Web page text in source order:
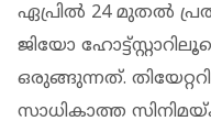
ഏപ്രിൽ 24 മുതൽ
ജിയോ
ഒരുങ്ങുന്നത്.
സാധികാത്ത